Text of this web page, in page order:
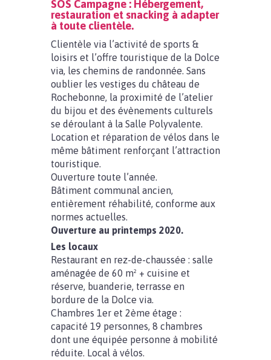
SOS Campagne : Hébergement,
restauration et snacking à adapter
à toute clientèle.
Clientèle via l’activité de sports &
loisirs et l’offre touristique de la Dolce
via, les chemins de randonnée. Sans
oublier les vestiges du château de
Rochebonne, la proximité de l’atelier
du bijou et des évènements culturels
se déroulant à la Salle Polyvalente.
Location et réparation de vélos dans le
même bâtiment renforçant l’attraction
touristique.
Ouverture toute l’année.
Bâtiment communal ancien,
entièrement réhabilité, conforme aux
normes actuelles.
Ouverture au printemps 2020.
Les locaux
Restaurant en rez-de-chaussée : salle
aménagée de 60 m² + cuisine et
réserve, buanderie, terrasse en
bordure de la Dolce via.
Chambres 1er et 2ème étage :
capacité 19 personnes, 8 chambres
dont une équipée personne à mobilité
réduite. Local à vélos.